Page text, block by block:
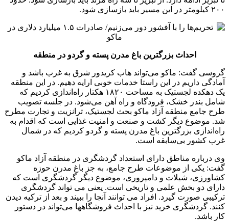
۲۰۰ کیلومتر در این مسیر باید بازسازی شود.
احداث بزرگترین باغ مدرن پسته و گردو در منطقه
گروسی گفت: ماکو می‌تواند هاب کریدور شرق به غرب باشد و
آمادگی داریم در این راستا خدمات خوبی ارایه دهیم. در این منطقه
یک دهکده لجستیک به مساحت ۱۸۲۰ هکتار راه‌اندازی کردیم که
شامل بندر خشک، فرودگاه و راه آهن می‌شود. در جلسه تصویب
طرح جامع منطقه آزاد ماکو بحث لجستیک، ترانزیت و تجارت مطرح
شد. موضوع دیگر کشت و صنعت و امنیت غذایی است که اقدام به
راه‌اندازی بزرگترین باغ مدرن پسته و گردو کردیم که در شمال
غرب کشور بی‌سابقه است.
وی درباره مناطق دارای استعداد گردشگری در منطقه آزاد ماکو
گفت: یکی از موضوعات طرح جامع، به جز باغ مدرن حوزه
کشاورزی، شیلات و دامپروری، موضوع دیگر گردشگری است که
دارای دو بخش علمی و تاریخی است. یعنی می تواند گردشگری
ترکیبی صورت گیرد. افراد می توانند آنجا را ببیند و بعد از ترکیه دیدن
کنند. گردشگری خرید نیز با احداث فروشگاهها می‌تواند در دستور
کار باشد.